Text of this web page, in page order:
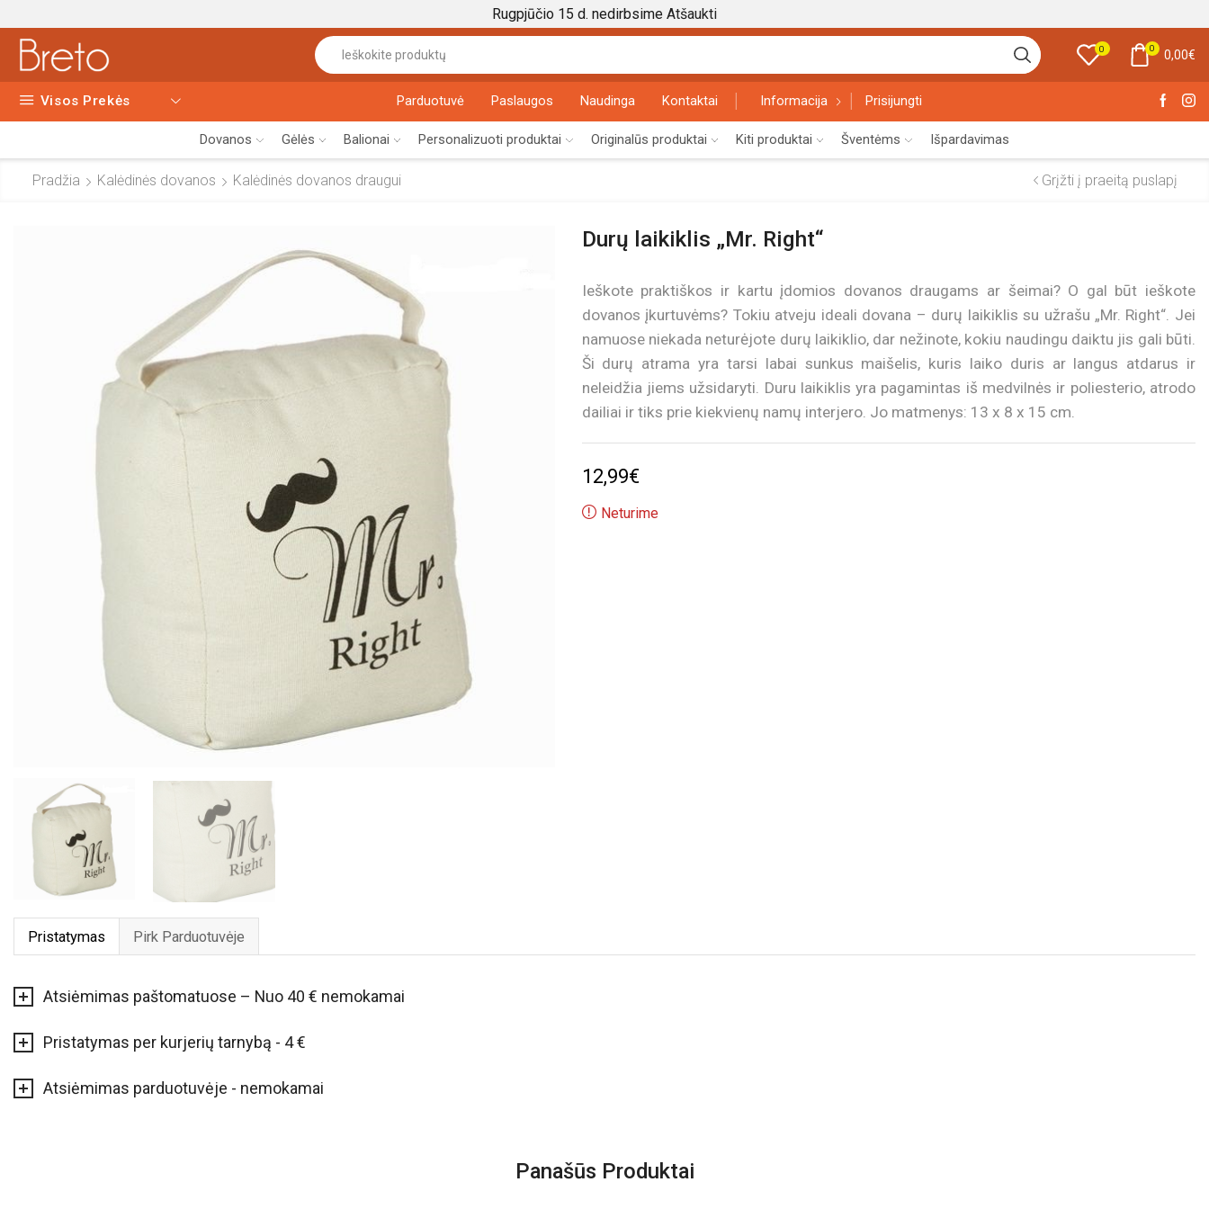
Rugpjūčio 15 d. nedirbsime Atšaukti
input
0 0 0,00€
Visos Prekės Parduotuvė Paslaugos Naudinga Kontaktai Informacija Prisijungti
Dovanos Gėlės Balionai Personalizuoti produktai Originalūs produktai Kiti produktai Šventėms Išpardavimas
Pradžia Kalėdinės dovanos Kalėdinės dovanos draugui Grįžti į praeitą puslapį
Durų laikiklis „Mr. Right“
Ieškote praktiškos ir kartu įdomios dovanos draugams ar šeimai? O gal būt ieškote
dovanos įkurtuvėms? Tokiu atveju ideali dovana – durų laikiklis su užrašu „Mr. Right“. Jei
namuose niekada neturėjote durų laikiklio, dar nežinote, kokiu naudingu daiktu jis gali būti.
Ši durų atrama yra tarsi labai sunkus maišelis, kuris laiko duris ar langus atdarus ir
neleidžia jiems užsidaryti. Duru laikiklis yra pagamintas iš medvilnės ir poliesterio, atrodo
dailiai ir tiks prie kiekvienų namų interjero. Jo matmenys: 13 x 8 x 15 cm.
12,99€
Neturime
Pristatymas Pirk Parduotuvėje
Atsiėmimas paštomatuose – Nuo 40 € nemokamai
Pristatymas per kurjerių tarnybą - 4 €
Atsiėmimas parduotuvėje - nemokamai
Panašūs Produktai